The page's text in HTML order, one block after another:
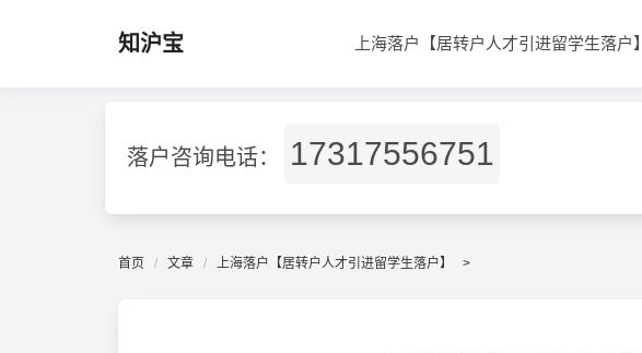
知沪宝 上海落户【居转户人才引进留学生落户】
落户咨询电话： 17317556751
首页 文章 上海落户【居转户人才引进留学生落户】 >